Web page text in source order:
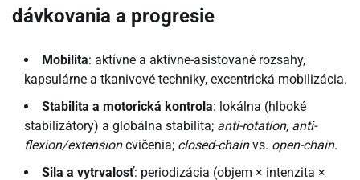
dávkovania a progresie
Mobilita: aktívne a aktívne-asistované rozsahy,
kapsulárne a tkanivové techniky, excentrická mobilizácia.
Stabilita a motorická kontrola: lokálna (hlboké
stabilizátory) a globálna stabilita; anti-rotation, anti-
flexion/extensioncvičenia; closed-chainvs. open-chain.
Sila a vytrvalosť: periodizácia (objem × intenzita ×